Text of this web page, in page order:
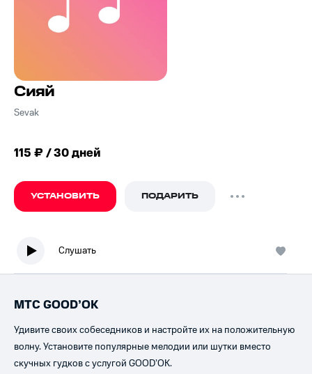
Сияй
Sevak
115 ₽ / 30 дней
УСТАНОВИТЬ ПОДАРИТЬ
Слушать
МТС GOOD’OK
Удивите своих собеседников и настройте их на положительную
волну. Установите популярные мелодии или шутки вместо
скучных гудков с услугой GOOD’OK.